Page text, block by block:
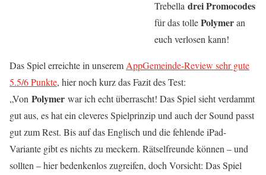
Trebella drei Promocodes
für das tollePolymeran
euch verlosen kann!
Das Spiel erreichte in unserem AppGemeinde-Review sehr gute
5.5/6 Punkte, hier noch kurz das Fazit des Test:
„Von Polymer war ich echt überrascht! Das Spiel sieht verdammt
gut aus, es hat ein cleveres Spielprinzip und auch der Sound passt
gut zum Rest. Bis auf das Englisch und die fehlende iPad-
Variante gibt es nichts zu meckern. Rätselfreunde können – und
sollten – hier bedenkenlos zugreifen, doch Vorsicht: Das Spiel